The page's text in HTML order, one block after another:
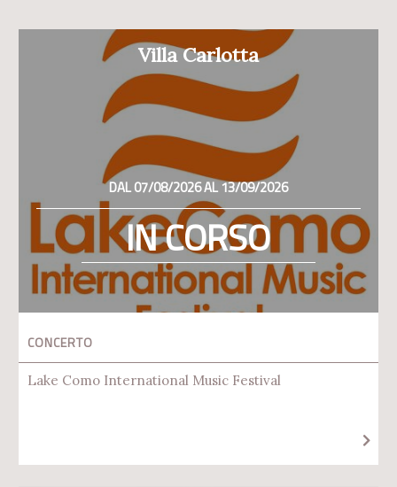
Villa Carlotta
DAL 07/08/2026 AL 13/09/2026
IN CORSO
CONCERTO
Lake Como International Music Festival